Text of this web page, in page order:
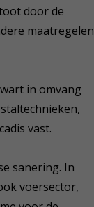
door de
maatregelen
in omvang
vast.
sanering. In
voersector,